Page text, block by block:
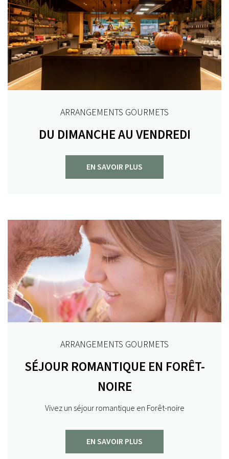
ARRANGEMENTS GOURMETS
DU DIMANCHE AU VENDREDI
EN SAVOIR PLUS
ARRANGEMENTS GOURMETS
SÉJOUR ROMANTIQUE EN FORÊT-
NOIRE
Vivez un séjour romantique en Forêt-noire
EN SAVOIR PLUS